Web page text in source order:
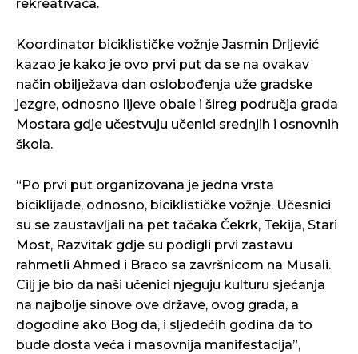
rekreativaca.
Koordinator biciklističke vožnje Jasmin Drljević
kazao je kako je ovo prvi put da se na ovakav
način obilježava dan oslobođenja uže gradske
jezgre, odnosno lijeve obale i šireg područja grada
Mostara gdje učestvuju učenici srednjih i osnovnih
škola.
“Po prvi put organizovana je jedna vrsta
biciklijade, odnosno, biciklističke vožnje. Učesnici
su se zaustavljali na pet tačaka Čekrk, Tekija, Stari
Most, Razvitak gdje su podigli prvi zastavu
rahmetli Ahmed i Braco sa završnicom na Musali.
Cilj je bio da naši učenici njeguju kulturu sjećanja
na najbolje sinove ove države, ovog grada, a
dogodine ako Bog da, i sljedećih godina da to
bude dosta veća i masovnija manifestacija”,